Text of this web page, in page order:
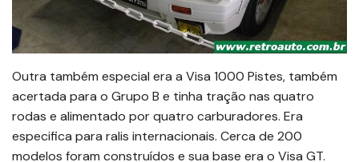
Outra também especial era a Visa 1000 Pistes, também
acertada para o Grupo B e tinha tração nas quatro
rodas e alimentado por quatro carburadores. Era
especifica para ralis internacionais. Cerca de 200
modelos foram construídos e sua base era o Visa GT.